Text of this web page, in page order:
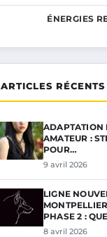
ÉNERGIES
ARTICLES RÉCENTS
ADAPTATION
AMATEUR :
POUR…
9 avril 2026
LIGNE
PHASE 2 :
8 avril 2026